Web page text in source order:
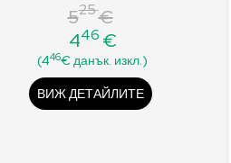
Редовна
цена
525€
Цена
446 €
(446€ данък. изкл.)
ВИЖ ДЕТАЙЛИТЕ